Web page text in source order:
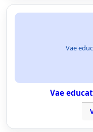
Vae
Vae